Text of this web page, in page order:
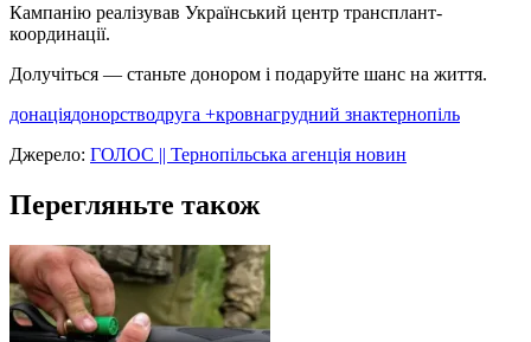
Кампанію реалізував Український центр трансплант-
координації.
Долучіться — станьте донором і подаруйте шанс на життя.
донаціядонорстводруга +кровнагрудний знактернопіль
Джерело: ГОЛОС || Тернопільська агенція новин
Перегляньте також